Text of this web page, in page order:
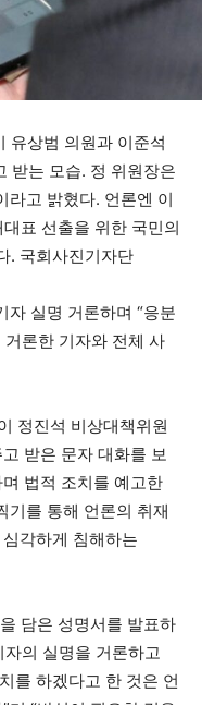
유상범 의원과 이준석
받는 모습. 정 위원장은
라고 밝혔다. 언론엔 이
표 선출을 위한 국민의
. 국회사진기자단
자 실명 거론하며 “응분
거론한 기자와 전체 사
정진석 비상대책위원
받은 문자 대화를 보
법적 조치를 예고한
기를 통해 언론의 취재
각하게 침해하는
담은 성명서를 발표하
의 실명을 거론하고
를 하겠다고 한 것은 언